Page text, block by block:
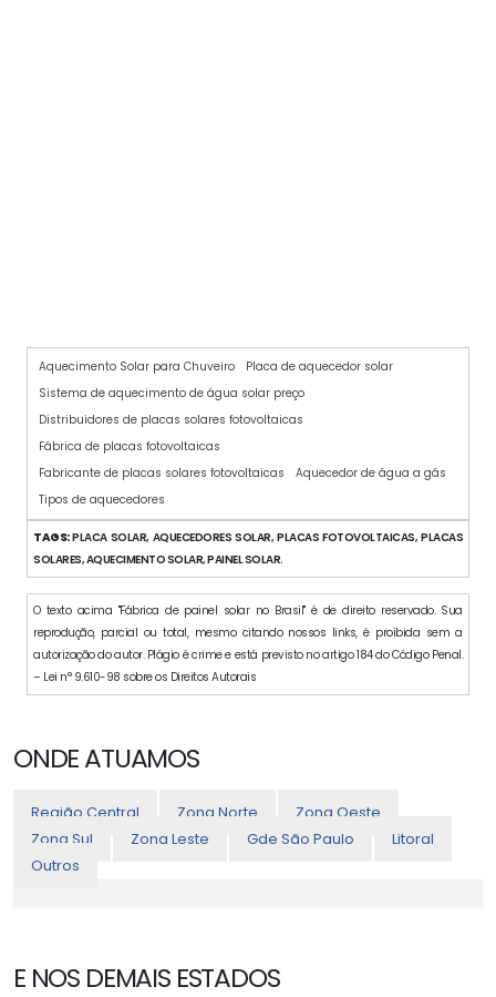
Aquecimento Solar para Chuveiro
Placa de aquecedor solar
Sistema de aquecimento de água solar preço
Distribuidores de placas solares fotovoltaicas
Fábrica de placas fotovoltaicas
Fabricante de placas solares fotovoltaicas
Aquecedor de água a gás
Tipos de aquecedores
TAGS:PLACA SOLAR, AQUECEDORES SOLAR, PLACAS FOTOVOLTAICAS, PLACAS
SOLARES, AQUECIMENTO SOLAR, PAINEL SOLAR.
O texto acima "Fábrica de painel solar no Brasil" é de direito reservado. Sua
reprodução, parcial ou total, mesmo citando nossos links, é proibida sem a
autorização do autor. Plágio é crime e está previsto no artigo 184 do Código Penal.
– Lei n° 9.610-98 sobre os Direitos Autorais
ONDE ATUAMOS
Região Central Zona Norte
Zona Oeste
Zona Sul
Zona Leste Gde São Paulo
Litoral
Outros
E NOS DEMAIS ESTADOS